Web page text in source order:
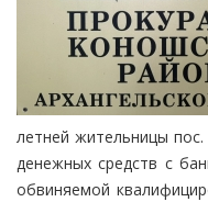
летней жительницы
денежных средств с
обвиняемой